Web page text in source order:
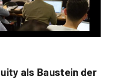
als Baustein der